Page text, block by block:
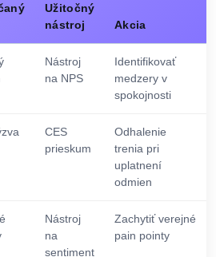
Užitočný
nástroj
Akcia
Nástroj
na NPS
Identifikovať
medzery v
spokojnosti
CES
prieskum
Odhalenie
trenia pri
uplatnení
odmien
Nástroj
na
sentiment
Zachytiť verejné
pain pointy